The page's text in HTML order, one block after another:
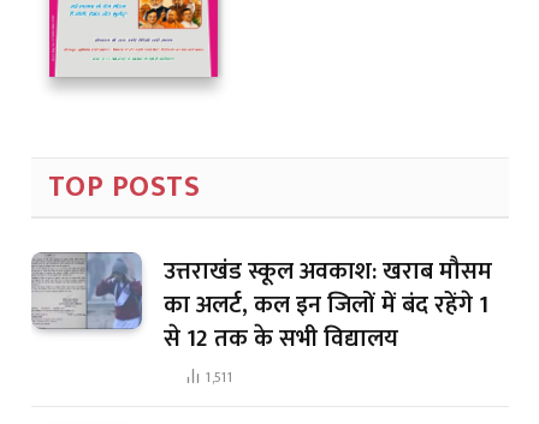
TOP POSTS
उत्तराखंड स्कूल अवकाश: खराब मौसम
का अलर्ट, कल इन जिलों में बंद रहेंगे 1
से 12 तक के सभी विद्यालय
1,511